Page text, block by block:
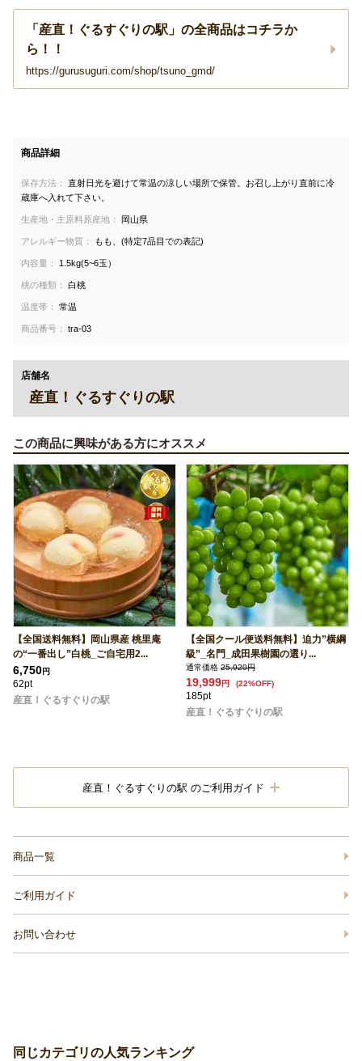
「産直！ぐるすぐりの駅」の全商品はコチラか
ら！！
https://gurusuguri.com/shop/tsuno_gmd/
商品詳細
保存方法：
直射日光を避けて常温の涼しい場所で保管。お召し上がり直前に冷
蔵庫へ入れて下さい。
生産地・主原料原産地： 岡山県
アレルギー物質： もも、(特定7品目での表記)
内容量： 1.5kg(5~6玉）
桃の種類： 白桃
温度帯： 常温
商品番号： tra-03
店舗名
産直！ぐるすぐりの駅
この商品に興味がある方にオススメ
【全国送料無料】岡山県産 桃里庵
の“一番出し”白桃_ご自宅用2...
6,750円
62pt
産直！ぐるすぐりの駅
【全国クール便送料無料】迫力”横綱
級”_名門_成田果樹園の選り...
通常価格 25,920円
19,999円 (22%OFF)
185pt
産直！ぐるすぐりの駅
産直！ぐるすぐりの駅 のご利用ガイド
商品一覧
ご利用ガイド
お問い合わせ
同じカテゴリの人気ランキング